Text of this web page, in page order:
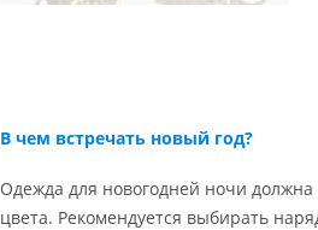
В чем встречать новый год?
Одежда для новогодней ночи
цвета. Рекомендуется выбирать